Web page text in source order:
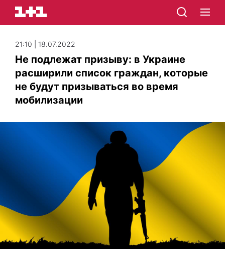
21:10 | 18.07.2022
Не подлежат призыву: в Украине
расширили список граждан, которые
не будут призываться во время
мобилизации